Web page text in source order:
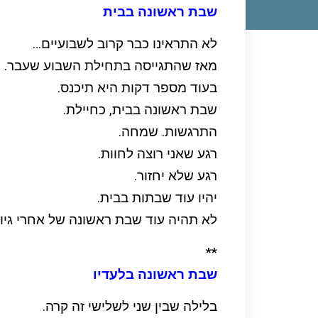
שבת ראשונה בבית
לא התראינו כבר קרוב לשבועיים…
מאז שהתגייסה בתחילת השבוע שעבר.
בעוד מספר דקות היא תיכנס.
שבת ראשונה בבית, כחיילת.
התרגשות. שמחה.
רגע שאני רוצה לחוות.
רגע שלא יחזור.
יהיו עוד שבתות בבית.
לא תהיה עוד שבת ראשונה של אחרי
**
שבת ראשונה בלעדיו
בלילה שבין שני לשלישי זה קרה.